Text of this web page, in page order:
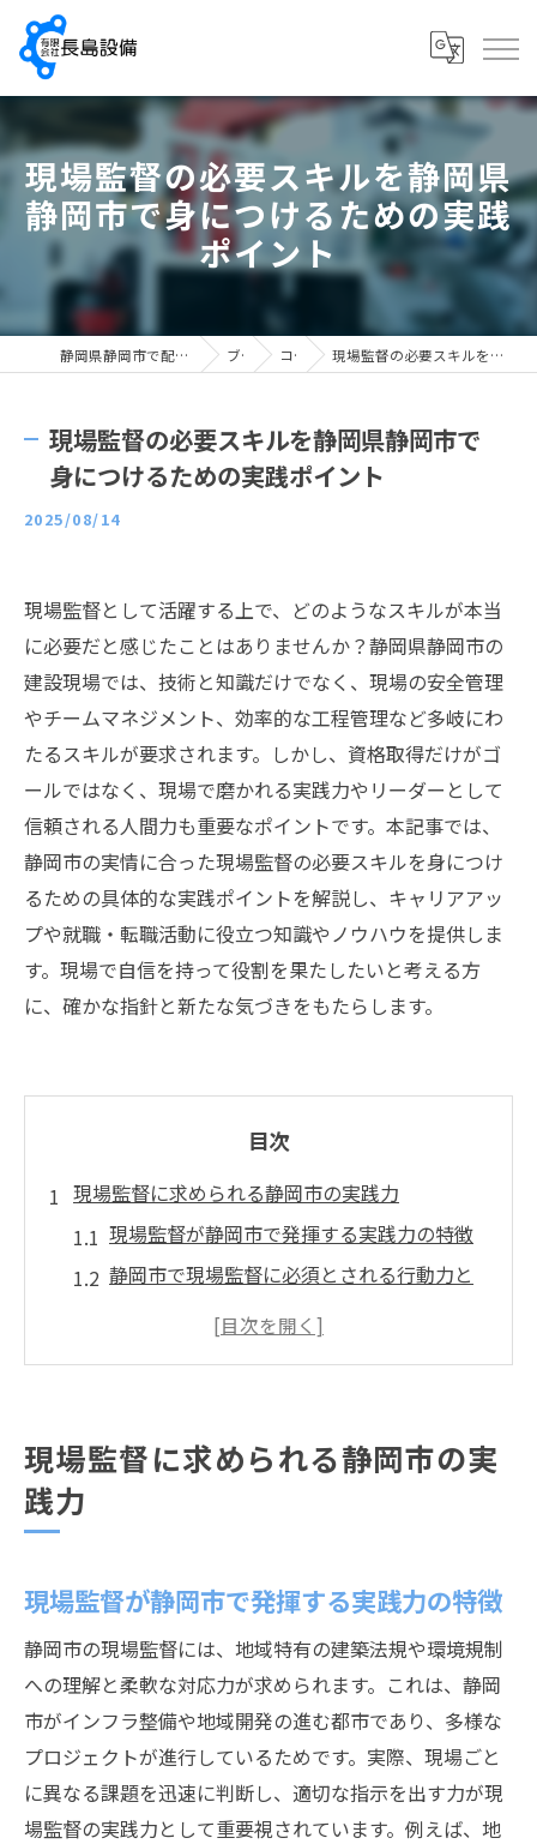
現場監督の必要スキルを静岡県
静岡市で身につけるための実践
ポイント
静岡県静岡市で配管工の求人なら有限会社長島設備 ブログ コラム 現場監督の必要スキルを静岡県静岡市で身につけるための実践ポイント
現場監督の必要スキルを静岡県静岡市で
身につけるための実践ポイント
2025/08/14
現場監督として活躍する上で、どのようなスキルが本当
に必要だと感じたことはありませんか？静岡県静岡市の
建設現場では、技術と知識だけでなく、現場の安全管理
やチームマネジメント、効率的な工程管理など多岐にわ
たるスキルが要求されます。しかし、資格取得だけがゴ
ールではなく、現場で磨かれる実践力やリーダーとして
信頼される人間力も重要なポイントです。本記事では、
静岡市の実情に合った現場監督の必要スキルを身につけ
るための具体的な実践ポイントを解説し、キャリアアッ
プや就職・転職活動に役立つ知識やノウハウを提供しま
す。現場で自信を持って役割を果たしたいと考える方
に、確かな指針と新たな気づきをもたらします。
目次
現場監督に求められる静岡市の実践力
現場監督が静岡市で発揮する実践力の特徴
静岡市で現場監督に必須とされる行動力と
現場監督として静岡市で信頼を得るポイン
プローチ
静岡市で身につく現場監督の必須スキル
静岡市で現場監督に必要なスキルの具体例
現場監督として静岡市で伸ばすべき能力
現場監督に役立つ静岡市特有の必須スキル
とは
静岡市の現場監督が実務で求められる力
現場監督に求められる静岡市の実
践力
現場監督が静岡市で発揮する実践力の特徴
静岡市の現場監督には、地域特有の建築法規や環境規制
への理解と柔軟な対応力が求められます。これは、静岡
市がインフラ整備や地域開発の進む都市であり、多様な
プロジェクトが進行しているためです。実際、現場ごと
に異なる課題を迅速に判断し、適切な指示を出す力が現
場監督の実践力として重要視されています。例えば、地